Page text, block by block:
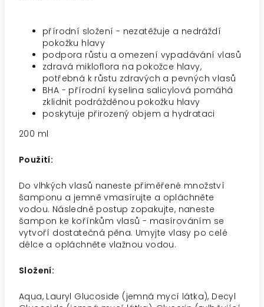
přírodní složení - nezatěžuje a nedráždí
pokožku hlavy
podpora růstu a omezení vypadávání vlasů
zdravá mikloflora na pokožce hlavy,
potřebná k růstu zdravých a pevných vlasů
BHA - přírodní kyselina salicylová pomáhá
zklidnit podrážděnou pokožku hlavy
poskytuje přirozený objem a hydrataci
200 ml
Použití:
Do vlhkých vlasů naneste přiměřené množství
šamponu a jemně vmasírujte a opláchněte
vodou. Následně postup zopakujte, naneste
šampon ke kořínkům vlasů - masírováním se
vytvoří dostatečná pěna. Umyjte vlasy po celé
délce a opláchněte vlažnou vodou.
Složení:
Aqua, Lauryl Glucoside (jemná mycí látka), Decyl